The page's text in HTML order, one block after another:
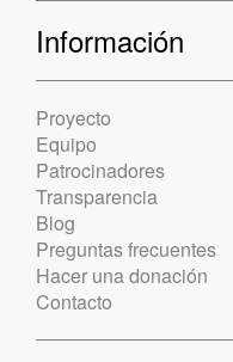
Información
Proyecto
Equipo
Patrocinadores
Transparencia
Blog
Preguntas frecuentes
Hacer una donación
Contacto